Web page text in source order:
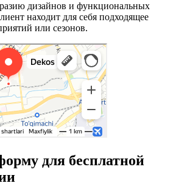
дизайнов и функциональных
находит для себя подходящее
или сезонов.
для бесплатной